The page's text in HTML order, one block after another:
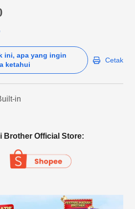
ini, apa yang ingin
ketahui
Cetak
in
Brother Official Store: